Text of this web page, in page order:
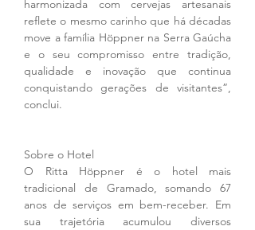
harmonizada com cervejas artesanais
reflete o mesmo carinho que há décadas
move a família Höppner na Serra Gaúcha
e o seu compromisso entre tradição,
qualidade e inovação que continua
conquistando gerações de visitantes”,
conclui.
Sobre o Hotel
O Ritta Höppner é o hotel mais
tradicional de Gramado, somando 67
anos de serviços em bem-receber. Em
sua trajetória acumulou diversos